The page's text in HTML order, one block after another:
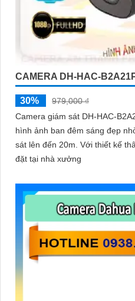
CAMERA DH-HAC-
30%
979,000 ₫
Camera giám sát DH-HAC-
hình ảnh ban đêm sáng đẹp
sát lên đến 20m. Với thiết kế thân kim loại, camera này rất phù hợp để lắp
đặt tại nhà xưởng